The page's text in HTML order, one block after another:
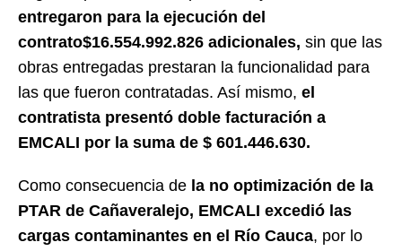
entregaron para la ejecución del
contrato$16.554.992.826 adicionales, sin que las
obras entregadas prestaran la funcionalidad para
las que fueron contratadas. Así mismo, el
contratista presentó doble facturación a
EMCALI por la suma de $ 601.446.630.
Como consecuencia de la no optimización de la
PTAR de Cañaveralejo, EMCALI excedió las
cargas contaminantes en el Río Cauca, por lo